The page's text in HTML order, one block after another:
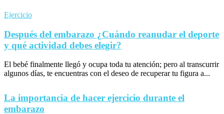
Ejercicio
Después del embarazo ¿Cuándo reanudar el deporte
y qué actividad debes elegir?
El bebé finalmente llegó y ocupa toda tu atención; pero al transcurrir
algunos días, te encuentras con el deseo de recuperar tu figura a...
La importancia de hacer ejercicio durante el
embarazo